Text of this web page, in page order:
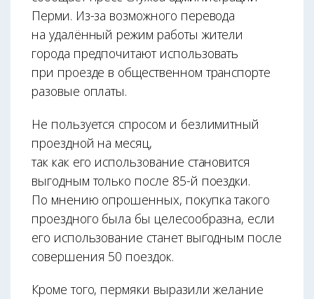
Перми. Из-за возможного перевода
на удалённый режим работы жители
города предпочитают использовать
при проезде в общественном транспорте
разовые оплаты.
Не пользуется спросом и безлимитный
проездной на месяц,
так как его использование становится
выгодным только после 85-й поездки.
По мнению опрошенных, покупка такого
проездного была бы целесообразна, если
его использование станет выгодным после
совершения 50 поездок.
Кроме того, пермяки выразили желание